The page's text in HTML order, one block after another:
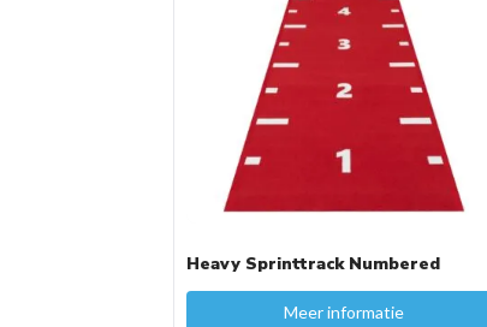
Heavy Sprinttrack Numbered
Meer informatie